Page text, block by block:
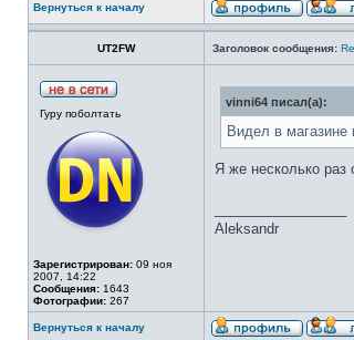
Вернуться к началу
UT2FW Заголовок сообщения:
Гуру поболтать
Зарегистрирован: 09 ноя
2007, 14:22
Сообщения: 1643
Фотографии: 267
vinni64 писал(а):
Видел в
Я же несколько раз
Aleksandr
Вернуться к началу